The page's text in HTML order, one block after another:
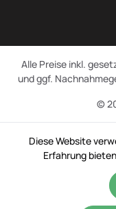
©
Alle Preise inkl.
und ggf.
Diese Website
Erfahrung